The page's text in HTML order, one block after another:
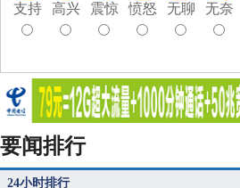
支持 高兴 震惊 愤怒 无聊 无奈
要闻排行
24小时排行